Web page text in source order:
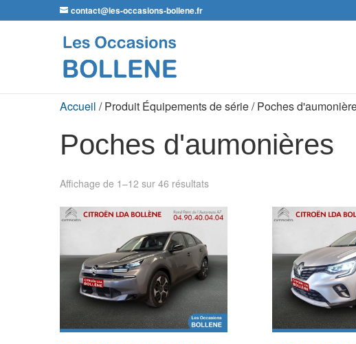
contact@les-occasions-bollene.fr
Accueil / Produit Équipements de série / Poches
Poches d'aumonières
Affichage de 1–12 sur 46 résultats